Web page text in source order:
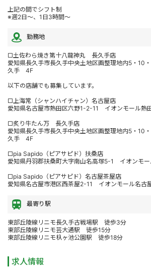
上記の間でシフト制
※週2日～、1日3時間～
勤務地
□土佐わら焼き第十八龍神丸 長久手店
愛知県長久手市長久手中央土地区画整理地内5・10
久手 4F
以下の店舗でも募集しています。
□上海常（シャンハイチャン）名古屋店
愛知県名古屋市熱田区六野1-2-11 イオンモール
□炙り牛たん万 長久手店
愛知県長久手市長久手中央土地区画整理地内5・10
久手 4F
□pia Sapido（ピアサピド）扶桑店
愛知県丹羽郡扶桑町大字南山名高塚5-1 イオンモ
□pia Sapido（ピアサピド）名古屋茶屋店
愛知県名古屋市港区西茶屋2-11 イオンモール名
最寄り駅
東部丘陵線リニモ長久手古戦場駅 徒歩3分
東部丘陵線リニモ芸大通駅 徒歩15分
東部丘陵線リニモ杁ヶ池公園駅 徒歩18分
求人情報